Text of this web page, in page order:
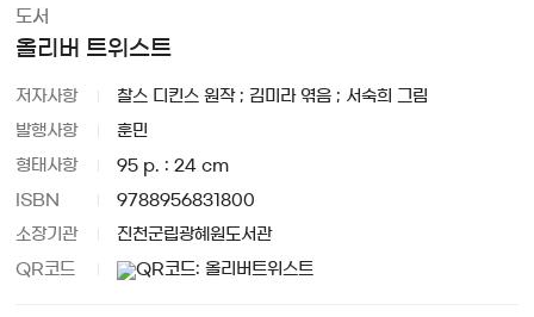
도서
올리버 트위스트
저자사항 찰스 디킨스 원작 ; 김미라 엮음 ; 서숙희 그림
발행사항 훈민
형태사항 95 p. : 24 cm
ISBN 9788956831800
소장기관 진천군립광혜원도서관
QR코드